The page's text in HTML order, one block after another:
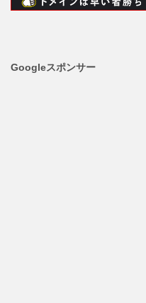
Googleスポンサー